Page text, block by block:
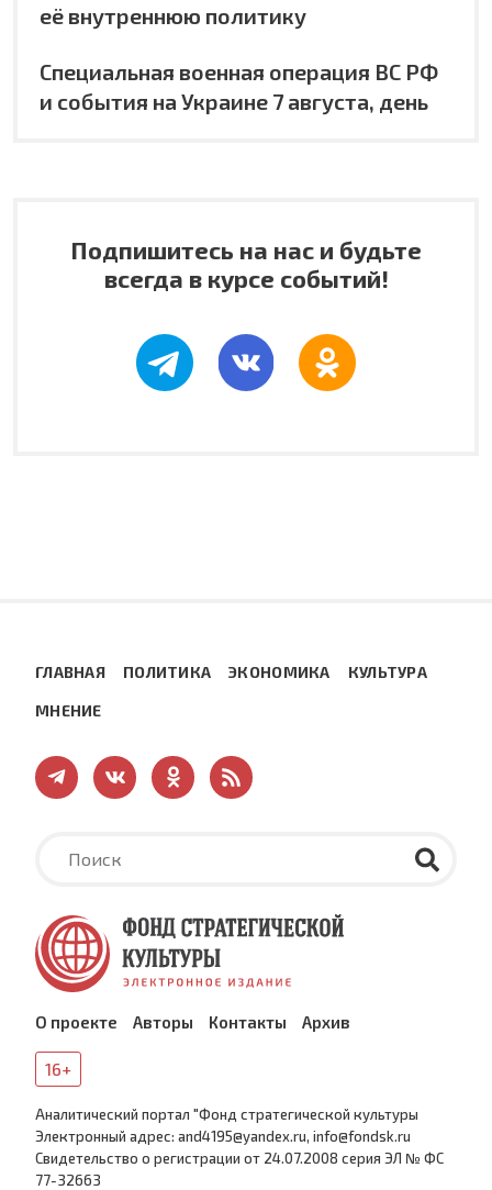
её внутреннюю политику
Специальная военная операция ВС РФ
и события на Украине 7 августа, день
Подпишитесь на нас и будьте
всегда в курсе событий!
ГЛАВНАЯ ПОЛИТИКА ЭКОНОМИКА КУЛЬТУРА
МНЕНИЕ
О проекте Авторы Контакты Архив
16+
Аналитический портал "Фонд стратегической культуры
Электронный адрес: and4195@yandex.ru, info@fondsk.ru
Cвидетельство о регистрации от 24.07.2008 серия ЭЛ № ФС
77-32663